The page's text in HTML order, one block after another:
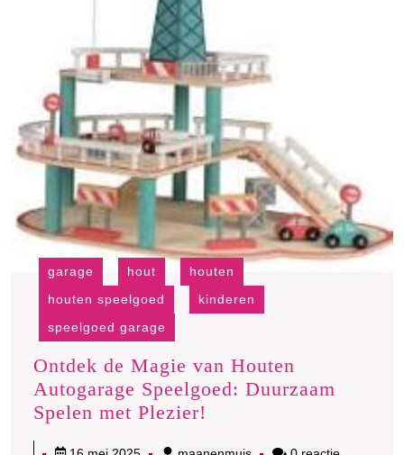
garage hout
houten
houten speelgoed
kinderen
speelgoed garage
Ontdek de Magie van Houten
Autogarage Speelgoed: Duurzaam
Spelen met Plezier!